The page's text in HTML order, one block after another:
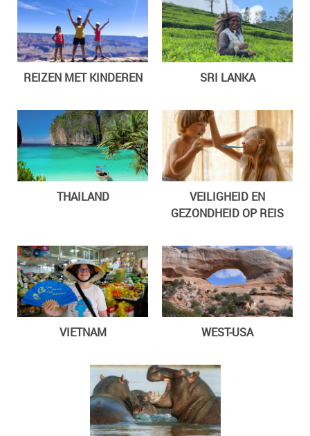
REIZEN MET KINDEREN SRI LANKA
THAILAND
VEILIGHEID EN
GEZONDHEID OP REIS
VIETNAM WEST-USA